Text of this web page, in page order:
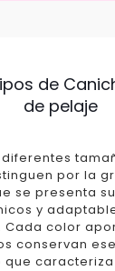
de
de pelaje
por la
se presenta
y
Cada color
conservan
que